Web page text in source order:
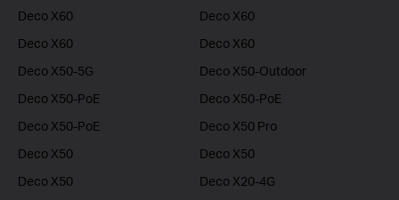
Deco X60
Deco X60
Deco X60
Deco X60
Deco X50-5G
Deco X50-Outdoor
Deco X50-PoE
Deco X50-PoE
Deco X50-PoE
Deco X50 Pro
Deco X50
Deco X50
Deco X50
Deco X20-4G